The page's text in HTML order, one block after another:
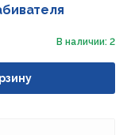
В наличии: 2